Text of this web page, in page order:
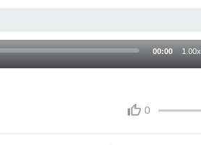
00:00 1.00x
0